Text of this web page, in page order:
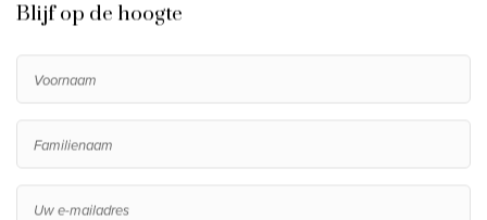
Blijf op de hoogte